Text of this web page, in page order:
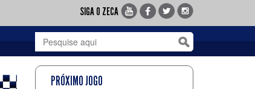
SIGA O ZECA
PRÓXIMO JOGO